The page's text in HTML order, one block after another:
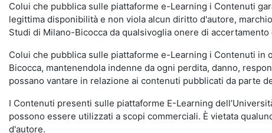
Colui che pubblica sulle piattaforme e-Learning i Contenuti
legittima disponibilità e non viola alcun diritto d'autore,
Studi di Milano-Bicocca da qualsivoglia onere di
Colui che pubblica sulle piattaforme e-Learning i Contenuti in
Bicocca, mantenendola indenne da ogni perdita, danno,
possano vantare in relazione ai contenuti pubblicati da parte
I Contenuti presenti sulle piattaforme E-Learning
possono essere utilizzati a scopi commerciali. È vietata
d'autore.